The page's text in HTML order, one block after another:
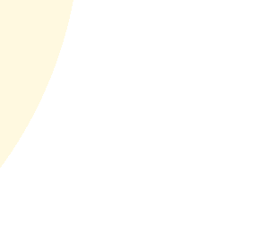
Etude de l’incapacité
physiologique de concevoir
naturellement.
La ménopause
Accompagnement de la